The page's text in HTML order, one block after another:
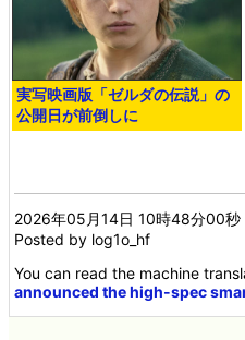
実写映画版「ゼルダの伝説」の
公開日が前倒しに
2026年05月14日 10時48分00秒
Posted by log1o_hf
You can read the machine
announced the high-spec